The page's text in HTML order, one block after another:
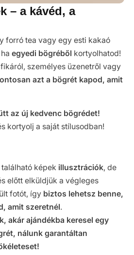
– a kávéd, a
forró tea vagy egy esti kakaó
egyedi bögréből kortyolhatod!
személyes üzenetről vagy
azt a bögrét kapod, amit
az új kedvenc bögrédet!
kortyolj a saját stílusodban!
képek illusztrációk, de
előtt elküldjük a végleges
fotót, így biztos lehetsz benne,
amit szeretnél.
akár ajándékba keresel egy
nálunk garantáltan